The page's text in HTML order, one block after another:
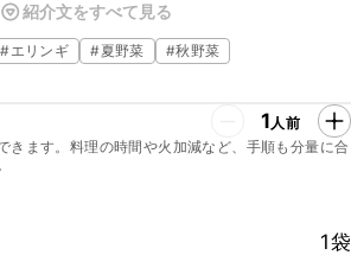
ースターでサクッと焼き上げた一品です。角
入ったトマトソースはボリューム満点で食べ
の香るパン粉焼きとの相性は抜群です。是
紹介文をすべて見る
#エリンギ #夏野菜 #秋野菜
1人前
きます。料理の時間や火加減など、手順も分量に合
1袋